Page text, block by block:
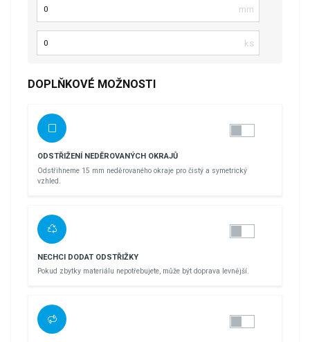
Počet kusů
DOPLŇKOVÉ MOŽNOSTI
ODSTŘIŽENÍ NEDĚROVANÝCH OKRAJŮ
Odstřihneme 15 mm neděrovaného okraje pro čistý a symetrický
vzhled.
NECHCI DODAT ODSTŘIŽKY
Pokud zbytky materiálu nepotřebujete, může být doprava levnější.